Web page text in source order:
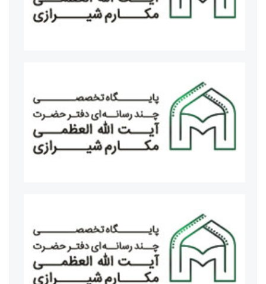
آیت الله نورمفیدی نماینده ولی فقیه در استان گلستان
مسئولان ستاد اعتکاف